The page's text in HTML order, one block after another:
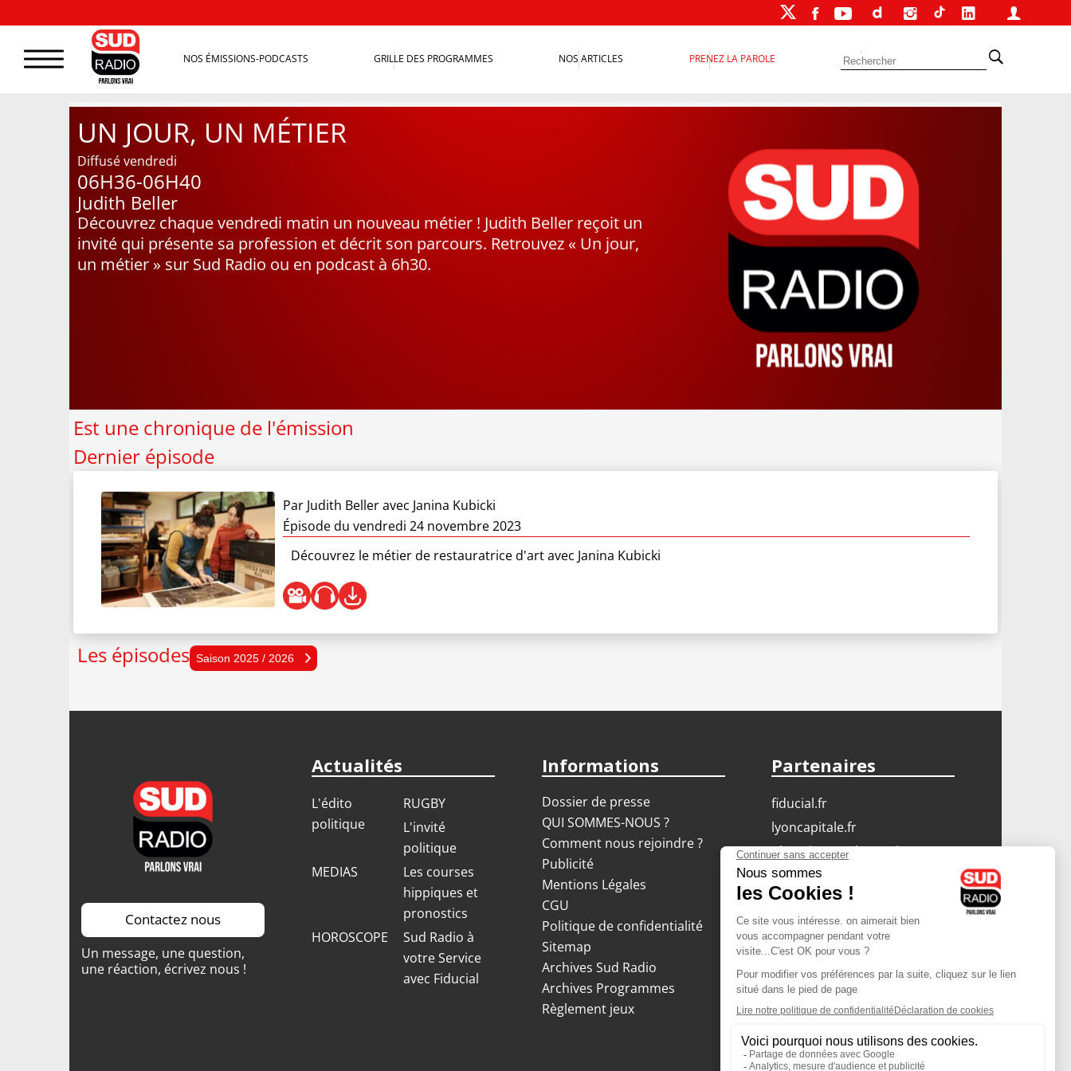
NOS ÉMISSIONS-PODCASTS GRILLE DES PROGRAMMES NOS ARTICLES PRENEZ LA PAROLE
UN JOUR, UN MÉTIER
Diffusé vendredi
06H36-06H40
Judith Beller
Découvrez chaque vendredi matin un nouveau métier ! Judith Beller reçoit un
invité qui présente sa profession et décrit son parcours. Retrouvez « Un jour,
un métier » sur Sud Radio ou en podcast à 6h30.
Est une chronique de l'émission
Dernier épisode
Par Judith Belleravec Janina Kubicki
Épisode du vendredi 24 novembre 2023
Découvrez le métier de restauratrice d'art avec Janina Kubicki
Les épisodes Saison 2025 / 2026
Saison 2023 / 2024
Saison 2021 / 2022
Contactez nous
Un message, une question,
une réaction, écrivez nous !
Actualités
L'édito
politique
RUGBY
L'invité
politique
MEDIAS
Les courses
hippiques et
pronostics
HOROSCOPE
Sud Radio à
votre Service
avec Fiducial
Informations
Dossier de presse
QUI SOMMES-NOUS ?
Comment nous rejoindre ?
Publicité
Mentions Légales
CGU
Politique de confidentialité
Sitemap
Archives Sud Radio
Archives Programmes
Règlement jeux
Partenaires
fiducial.fr
lyoncapitale.fr
olympique-et-lyonnais.com
L'application Iphone
/ Android
Téléchargez l'application
Les cookies